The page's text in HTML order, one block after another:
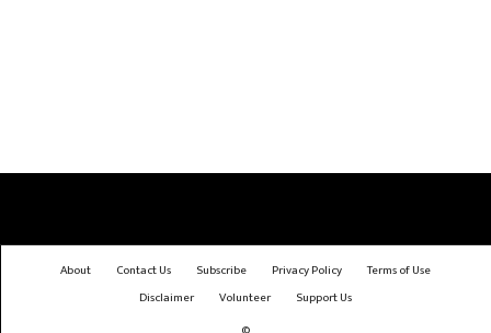
About Contact Us Subscribe Privacy Policy
Terms of Use
Disclaimer
Volunteer
Support Us